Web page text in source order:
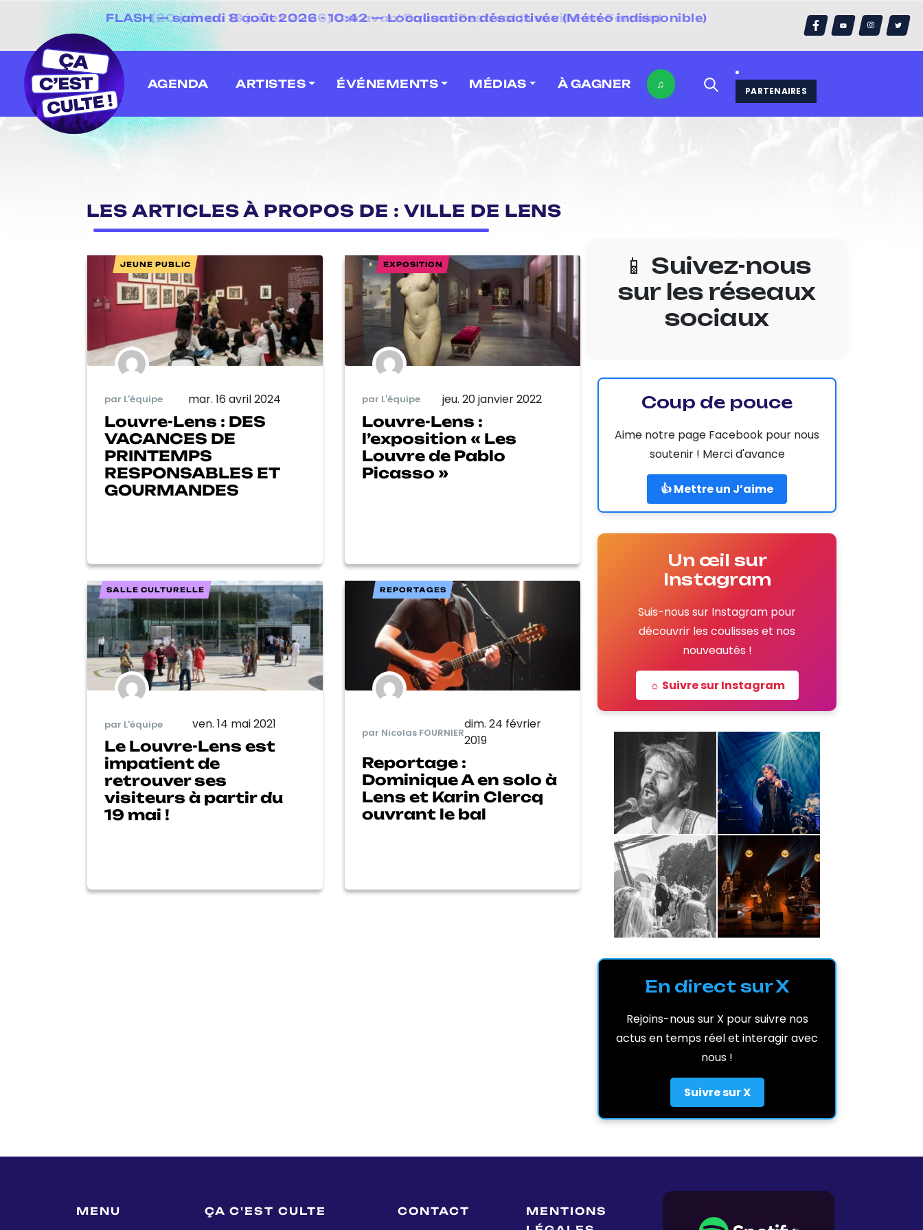
⚡
FLASH — samedi 8 août 2026 - 10:42 — Localisation désactivée (Météo indisponible)
[20 juin au 13 juillet 2026] Caravan' Square Festival (Neuville-en-Ferrain)
AGENDA ARTISTES ÉVÉNEMENTS MÉDIAS À GAGNER ♫
PARTENAIRES
LES ARTICLES À PROPOS DE : VILLE DE LENS
JEUNE PUBLIC
par L'équipe mar. 16 avril 2024
Louvre-Lens : DES
VACANCES DE
PRINTEMPS
RESPONSABLES ET
GOURMANDES
EXPOSITION
par L'équipe jeu. 20 janvier 2022
Louvre-Lens :
l’exposition « Les
Louvre de Pablo
Picasso »
SALLE CULTURELLE
par L'équipe ven. 14 mai 2021
Le Louvre-Lens est
impatient de
retrouver ses
visiteurs à partir du
19 mai !
REPORTAGES
par Nicolas FOURNIER
dim. 24 février
2019
Reportage :
Dominique A en solo à
Lens et Karin Clercq
ouvrant le bal
📱 Suivez-nous
sur les réseaux
sociaux
Coup de pouce
Aime notre page Facebook pour nous
soutenir ! Merci d'avance
👍 Mettre un J’aime
Un œil sur
Instagram
Suis-nous sur Instagram pour
découvrir les coulisses et nos
nouveautés !
☼ Suivre sur Instagram
En direct sur X
Rejoins-nous sur X pour suivre nos
actus en temps réel et interagir avec
nous !
Suivre sur X
MENU ÇA C'EST CULTE CONTACT
MENTIONS